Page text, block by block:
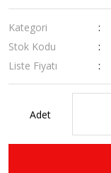
Kategori
Stok Kodu
Liste Fiyatı
Adet